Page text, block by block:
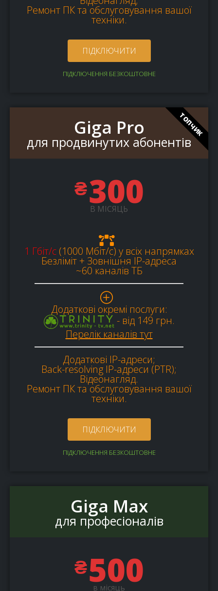
Ремонт ПК та обслуговування вашої
техніки.
ПІДКЛЮЧИТИ
ПІДКЛЮЧЕННЯ БЕЗКОШТОВНЕ
Giga Pro
для продвинутих абонентів
₴300
В МІСЯЦЬ
1 Гбіт/с(1000 Мбіт/c) у всіх напрямках
Безліміт + Зовнішня IP-адреса
~60 каналів ТБ
Додаткові окремі послуги:
- від 149 грн.
Перелік каналів тут
Додаткові IP-адреси;
Back-resolving IP-адреси (PTR);
Відеонагляд.
Ремонт ПК та обслуговування вашої
техніки.
ПІДКЛЮЧИТИ
ПІДКЛЮЧЕННЯ БЕЗКОШТОВНЕ
ТОПЧИК
Giga Max
для професіоналів
₴500
в місяць